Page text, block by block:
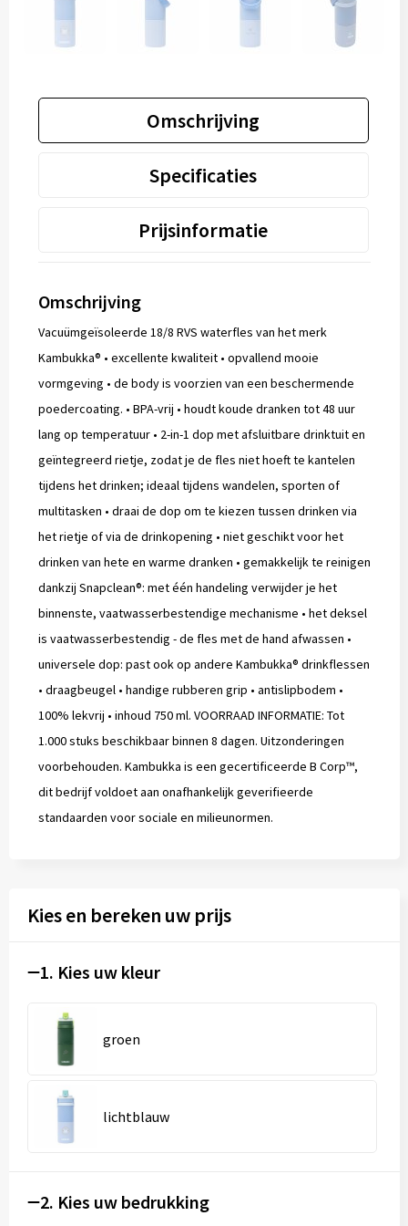
Omschrijving
Specificaties
Prijsinformatie
Omschrijving
Vacuümgeïsoleerde 18/8 RVS waterfles van het merk
Kambukka® • excellente kwaliteit • opvallend mooie
vormgeving • de body is voorzien van een beschermende
poedercoating. • BPA-vrij • houdt koude dranken tot 48 uur
lang op temperatuur • 2-in-1 dop met afsluitbare drinktuit en
geïntegreerd rietje, zodat je de fles niet hoeft te kantelen
tijdens het drinken; ideaal tijdens wandelen, sporten of
multitasken • draai de dop om te kiezen tussen drinken via
het rietje of via de drinkopening • niet geschikt voor het
drinken van hete en warme dranken • gemakkelijk te reinigen
dankzij Snapclean®: met één handeling verwijder je het
binnenste, vaatwasserbestendige mechanisme • het deksel
is vaatwasserbestendig - de fles met de hand afwassen •
universele dop: past ook op andere Kambukka® drinkflessen
• draagbeugel • handige rubberen grip • antislipbodem •
100% lekvrij • inhoud 750 ml. VOORRAAD INFORMATIE: Tot
1.000 stuks beschikbaar binnen 8 dagen. Uitzonderingen
voorbehouden. Kambukka is een gecertificeerde B Corp™,
dit bedrijf voldoet aan onafhankelijk geverifieerde
standaarden voor sociale en milieunormen.
Kies en bereken uw prijs
1. Kies uw kleur
groen
lichtblauw
2. Kies uw bedrukking